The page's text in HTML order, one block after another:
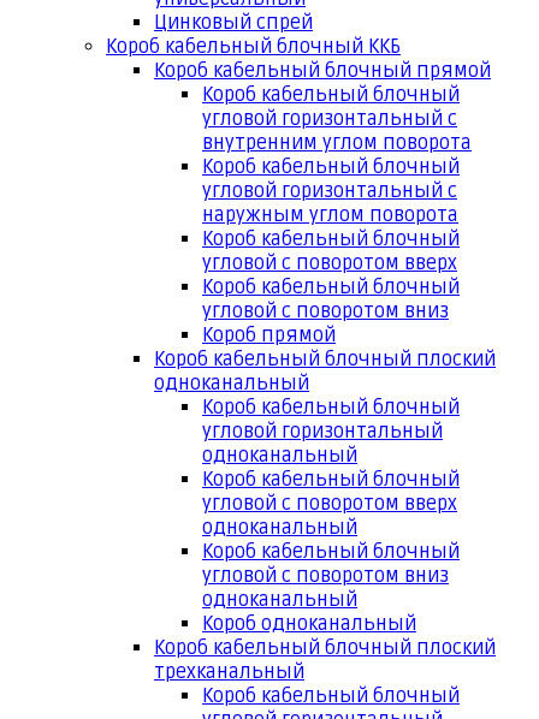
Цинковый спрей
Короб кабельный блочный ККБ
Короб кабельный блочный прямой
Короб кабельный блочный
угловой горизонтальный с
внутренним углом поворота
Короб кабельный блочный
угловой горизонтальный с
наружным углом поворота
Короб кабельный блочный
угловой с поворотом вверх
Короб кабельный блочный
угловой с поворотом вниз
Короб прямой
Короб кабельный блочный плоский
одноканальный
Короб кабельный блочный
угловой горизонтальный
одноканальный
Короб кабельный блочный
угловой с поворотом вверх
одноканальный
Короб кабельный блочный
угловой с поворотом вниз
одноканальный
Короб одноканальный
Короб кабельный блочный плоский
трехканальный
Короб кабельный блочный